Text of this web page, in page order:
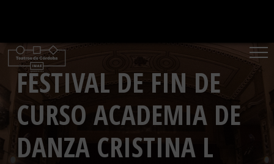
contenido
FESTIVAL DE FIN DE
CURSO ACADEMIA DE
DANZA CRISTINA L